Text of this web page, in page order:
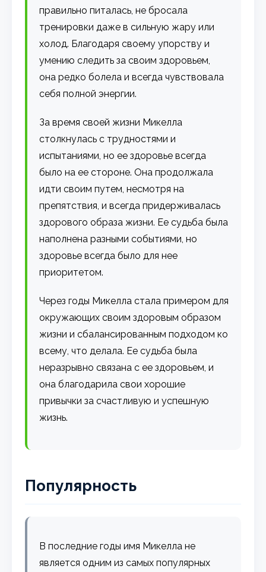
правильно питалась, не бросала
тренировки даже в сильную жару или
холод. Благодаря своему упорству и
умению следить за своим здоровьем,
она редко болела и всегда чувствовала
себя полной энергии.
За время своей жизни Микелла
столкнулась с трудностями и
испытаниями, но ее здоровье всегда
было на ее стороне. Она продолжала
идти своим путем, несмотря на
препятствия, и всегда придерживалась
здорового образа жизни. Ее судьба была
наполнена разными событиями, но
здоровье всегда было для нее
приоритетом.
Через годы Микелла стала примером для
окружающих своим здоровым образом
жизни и сбалансированным подходом ко
всему, что делала. Ее судьба была
неразрывно связана с ее здоровьем, и
она благодарила свои хорошие
привычки за счастливую и успешную
жизнь.
Популярность
В последние годы имя Микелла не
является одним из самых популярных